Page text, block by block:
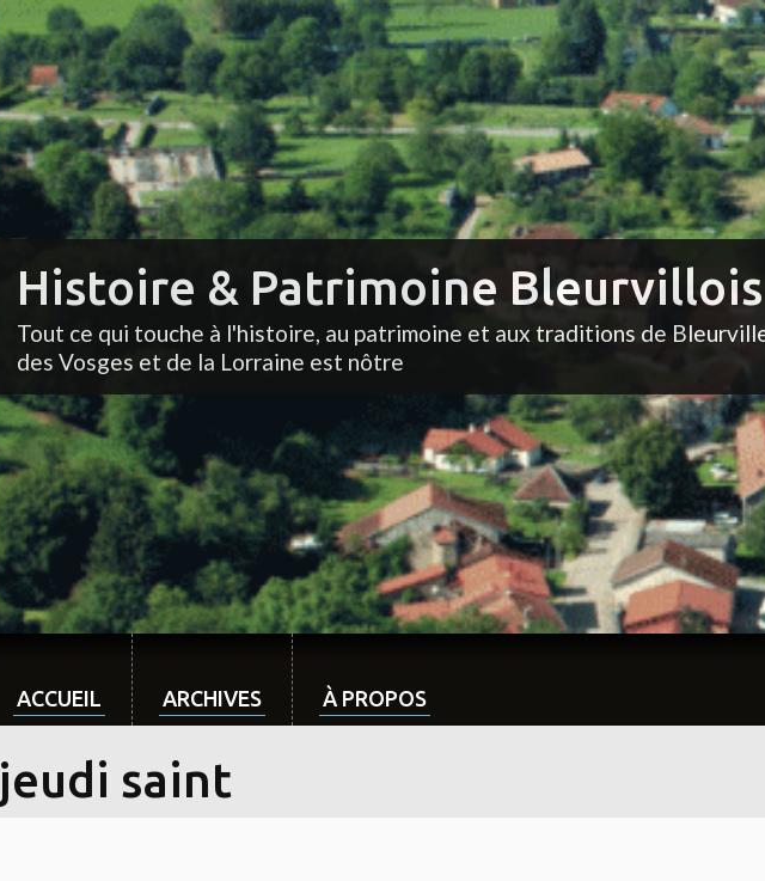
Histoire & Patrimoine Bleurvillois
Tout ce qui touche à l'histoire, au patrimoine et aux traditions de
des Vosges et de la Lorraine est nôtre
ACCUEIL ARCHIVES À PROPOS
jeudi saint